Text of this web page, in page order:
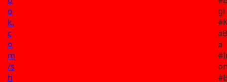
o
k.
c
o
m
/s
h
gi
a